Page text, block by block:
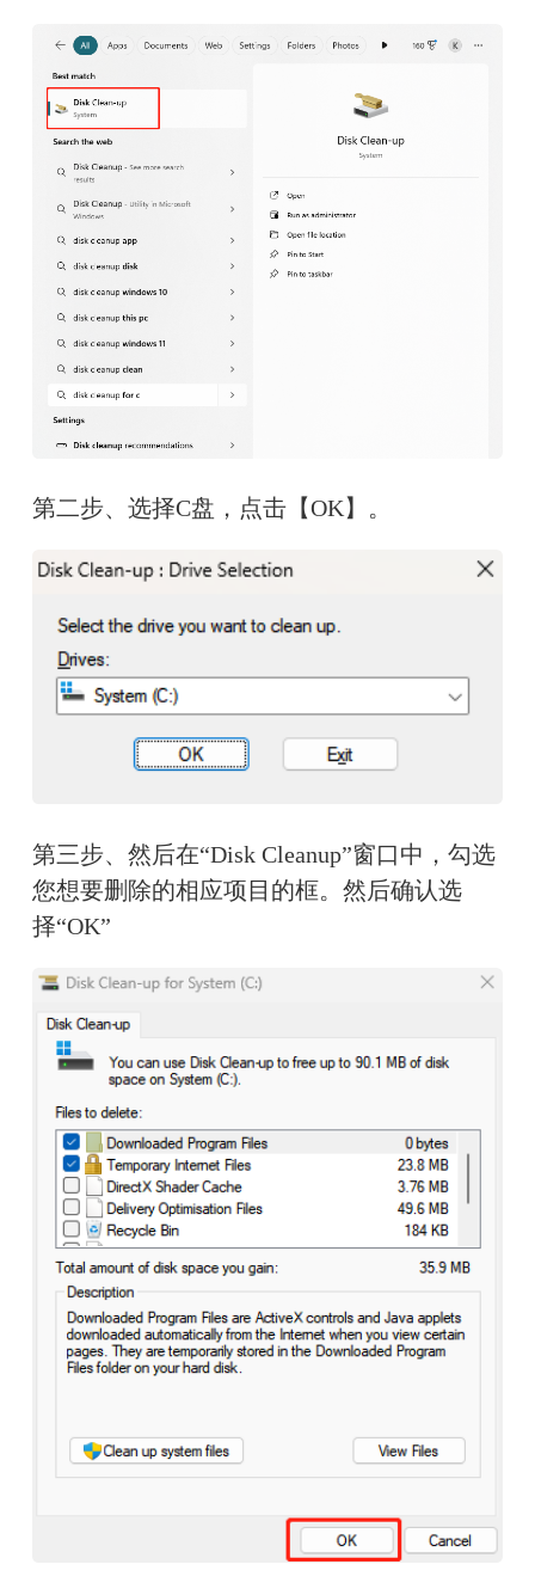
第二步、选择C盘，点击【OK】。
第三步、然后在“Disk Cleanup”窗口中，勾选
您想要删除的相应项目的框。然后确认选
择“OK”